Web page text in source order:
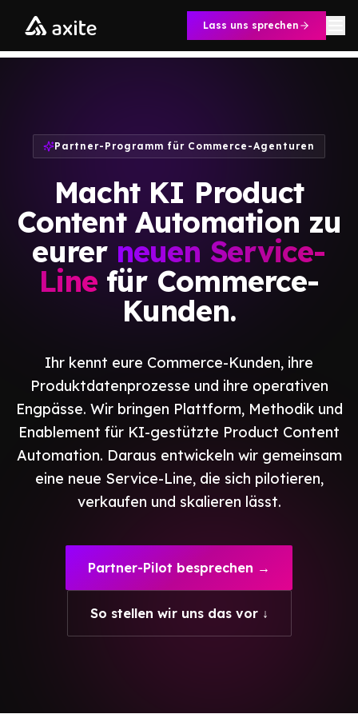
Lass uns sprechen
Partner-Programm für Commerce-Agenturen
Macht KI Product
Content Automation zu
eurer neuen Service-
Line für Commerce-
Kunden.
Ihr kennt eure Commerce-Kunden, ihre
Produktdatenprozesse und ihre operativen
Engpässe. Wir bringen Plattform, Methodik und
Enablement für KI-gestützte Product Content
Automation. Daraus entwickeln wir gemeinsam
eine neue Service-Line, die sich pilotieren,
verkaufen und skalieren lässt.
Partner-Pilot besprechen →
So stellen wir uns das vor ↓